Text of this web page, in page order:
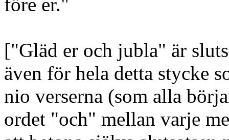
["Gläd er och jubla" är
även för hela detta stycke
nio verserna (som alla
ordet "och" mellan varje